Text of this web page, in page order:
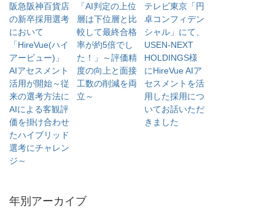
阪急阪神百貨店
の新卒採用選考
において
「HireVue(ハイ
アービュー)」
AIアセスメント
活用が開始～従
来の選考方法に
AIによる客観評
価を掛け合わせ
たハイブリッド
選考にチャレン
ジ～
「AI判定の上位
層は下位層と比
較して最終合格
率が約5倍でし
た！」～評価精
度の向上と面接
工数の削減を両
立～
テレビ東京「円
卓コンフィデン
シャル」にて、
USEN-NEXT
HOLDINGS様
にHireVue AIア
セスメントを活
用した採用につ
いてお話いただ
きました
年別アーカイブ